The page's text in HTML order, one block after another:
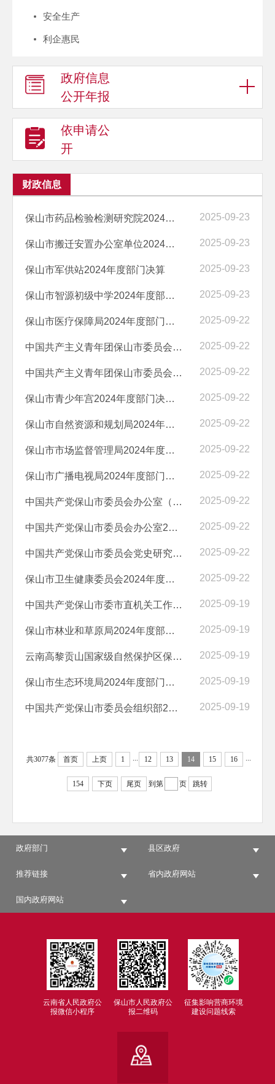
安全生产
利企惠民
政府信息
公开年报
依申请公
开
财政信息
保山市药品检验检测研究院2024年度部门决算 2025-09-23
保山市搬迁安置办公室单位2024年度部门决算 2025-09-23
保山市军供站2024年度部门决算 2025-09-23
保山市智源初级中学2024年度部门决算 2025-09-23
保山市医疗保障局2024年度部门决算 2025-09-22
中国共产主义青年团保山市委员会（本级）2024年度部门决算公开报告 2025-09-22
中国共产主义青年团保山市委员会2024年度部门决算公开报告 2025-09-22
保山市青少年宫2024年度部门决算公开报告 2025-09-22
保山市自然资源和规划局2024年度部门决算 2025-09-22
保山市市场监督管理局2024年度部门决算 2025-09-22
保山市广播电视局2024年度部门决算 2025-09-22
中国共产党保山市委员会办公室（本级）2024年度部门决算 2025-09-22
中国共产党保山市委员会办公室2024年度部门决算 2025-09-22
中国共产党保山市委员会党史研究室2024年度部门决算 2025-09-22
保山市卫生健康委员会2024年度部门决算 2025-09-22
中国共产党保山市委市直机关工作委员会2024年度部门决算 2025-09-19
保山市林业和草原局2024年度部门决算 2025-09-19
云南高黎贡山国家级自然保护区保山管护局 2024年度部门决算 2025-09-19
保山市生态环境局2024年度部门决算 2025-09-19
中国共产党保山市委员会组织部2024年度部门决算 2025-09-19
共3077条 首页 上页 1 ... 12 13 14 15 16 ...
154 下页 尾页 到第 页 跳转
政府部门 县区政府
推荐链接 省内政府网站
国内政府网站
云南省人民政府公
报微信小程序
保山市人民政府公
报二维码
征集影响营商环境
建设问题线索